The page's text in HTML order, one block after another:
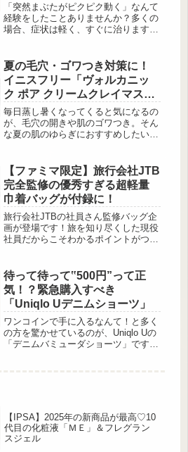
「突然まぶたがピクピク動く」なんて
経験をしたことありませんか？多くの
場合、症状は軽く、すぐに治ります
らだが発する大切なサイン。見逃すこ
とのないよう、この機会にまぶたの痙
攣について知っておきましょう。今回
はまぶた痙攣について、あんしん漢方
薬剤師の山形 ゆかりさんに解説いた
だきます。突然起こる「まぶた痙攣」
出典:Unsplash まぶた痙攣とは、...
夏の毛穴・ゴワつき対策に！
イニスフリー「ヴォルカニッ
ク ポア クリームクレイマス
ク」
毎日蒸し暑くなってくると気になるの
が、毛穴の開きや肌のゴワつき。そん
な夏の肌のゆらぎにおすすめしたいの
イマスク」です。韓国済州島の火山灰
から […]
【ファミマ限定】旅行会社JTB
完全監修の優秀すぎる超軽量
巾着バッグが付録に！
旅行会社JTBの社員さん監修バッグ企
画が登場です！旅を知り尽くした現役
社員だからこそわかるポイントがつま
ッグを詳しくご紹介していきます！
JTB完全監修 ころんとかわいい7ポケ
ット超軽量巾着バッグBOOK 出
典:beautyまとめ JTB完全監修 ころん
とかわいい7ポケット超軽量巾着バッ
グBOOK Special Package ver. 出
典:beau...
待って待って‟500円”って正
気！？緊急購入すべき
「Uniqlo Uデニムショーツ」
ワンコインで手に入るなんて！と多く
の方を驚かせているのが、Uniqlo Uの
「デニムバミューダショーツ」です。
ーツ」を使ったコーディネートも紹介
するので、是非参考にしてみてくださ
いね♡まさかのワンコイン！Uniqlo U
の「デニムバミューダショーツ」とは
【IPSA】2025年の新商品が最高♡10
代目の化粧液「ＭＥ」＆フレグラン
スジェル